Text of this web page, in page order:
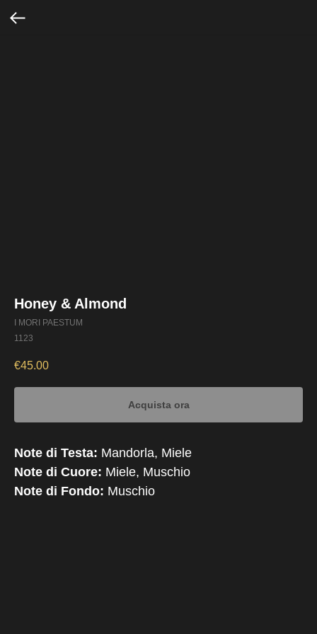
Honey & Almond
I MORI PAESTUM
1123
€45.00
Acquista ora
Note di Testa: Mandorla, Miele
Note di Cuore: Miele, Muschio
Note di Fondo: Muschio